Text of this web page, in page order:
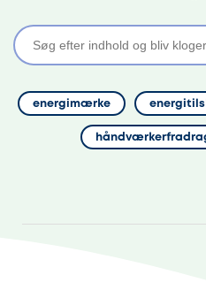
energimærke